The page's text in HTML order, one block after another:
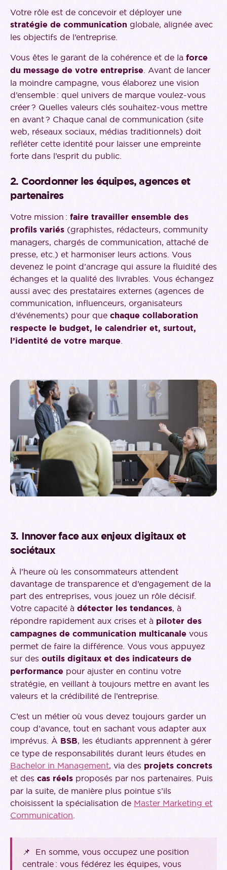
Votre rôle est de concevoir et déployer une
stratégie de communication globale, alignée avec
les objectifs de l’entreprise.
Vous êtes le garant de la cohérence et de la force
du message de votre entreprise. Avant de lancer
la moindre campagne, vous élaborez une vision
d’ensemble : quel univers de marque voulez-vous
créer ? Quelles valeurs clés souhaitez-vous mettre
en avant ? Chaque canal de communication (site
web, réseaux sociaux, médias traditionnels) doit
refléter cette identité pour laisser une empreinte
forte dans l’esprit du public.
2. Coordonner les équipes, agences et
partenaires
Votre mission : faire travailler ensemble des
profils variés (graphistes, rédacteurs, community
managers, chargés de communication, attaché de
presse, etc.) et harmoniser leurs actions. Vous
devenez le point d’ancrage qui assure la fluidité des
échanges et la qualité des livrables. Vous échangez
aussi avec des prestataires externes (agences de
communication, influenceurs, organisateurs
d’événements) pour que chaque collaboration
respecte le budget, le calendrier et, surtout,
l’identité de votre marque.
3. Innover face aux enjeux digitaux et
sociétaux
À l’heure où les consommateurs attendent
davantage de transparence et d’engagement de la
part des entreprises, vous jouez un rôle décisif.
Votre capacité à détecter les tendances, à
répondre rapidement aux crises et à piloter des
campagnes de communication multicanale vous
permet de faire la différence. Vous vous appuyez
sur des outils digitaux et des indicateurs de
performance pour ajuster en continu votre
stratégie, en veillant à toujours mettre en avant les
valeurs et la crédibilité de l’entreprise.
C’est un métier où vous devez toujours garder un
coup d’avance, tout en sachant vous adapter aux
imprévus. À BSB, les étudiants apprennent à gérer
ce type de responsabilités durant leurs études en
Bachelor in Management, via des projets concrets
et des cas réels proposés par nos partenaires. Puis
par la suite, de manière plus pointue s’ils
choisissent la spécialisation de Master Marketing et
Communication
📌 En somme, vous occupez une position
centrale : vous fédérez les équipes, vous